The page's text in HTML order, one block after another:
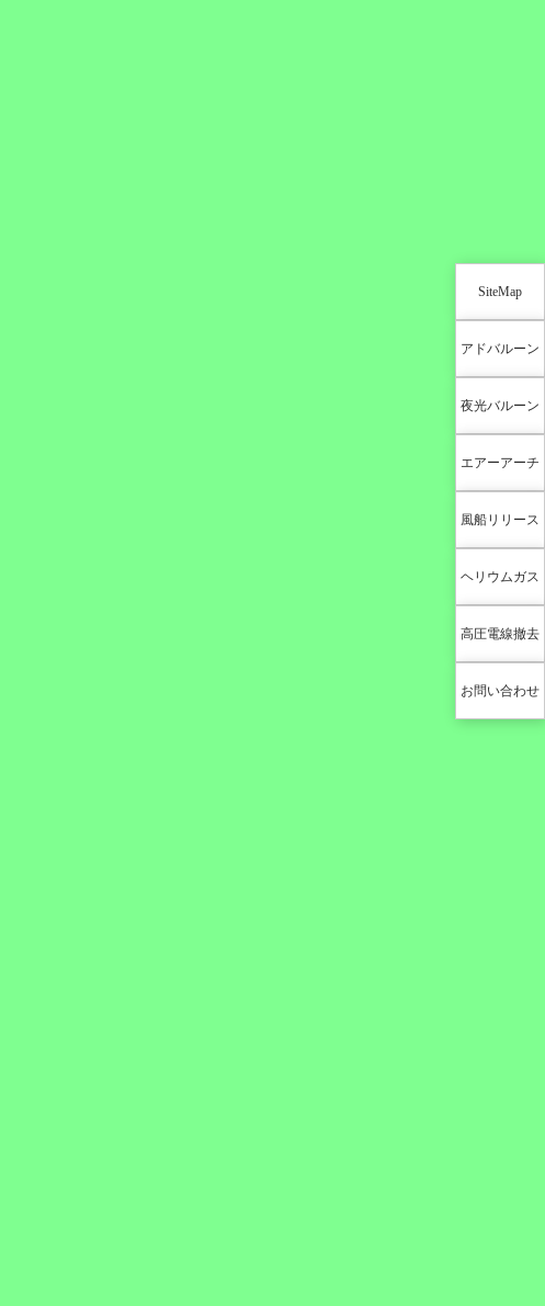
SiteMap
アドバルーン
夜光バルーン
エアーアーチ
風船リリース
ヘリウムガス
高圧電線撤去
お問い合わせ